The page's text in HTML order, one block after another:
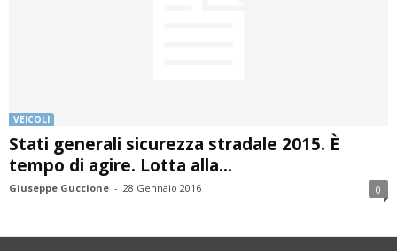
VEICOLI
Stati generali sicurezza stradale 2015. È
tempo di agire. Lotta alla...
Giuseppe Guccione - 28 Gennaio 2016 0